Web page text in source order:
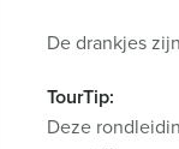
De drankjes
TourTip:
Deze